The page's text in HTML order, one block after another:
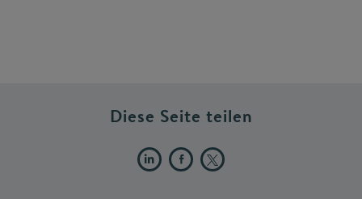
Diese Seite teilen